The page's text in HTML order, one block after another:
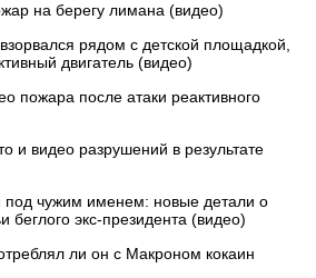
на берегу лимана (видео)
рядом с детской площадкой,
двигатель (видео)
пожара после атаки реактивного
и видео разрушений в результате
под чужим именем: новые детали о
беглого экс-президента (видео)
ли он с Макроном кокаин